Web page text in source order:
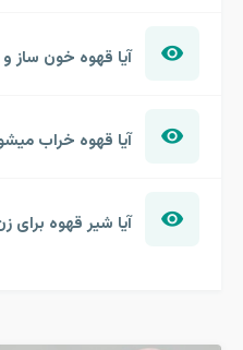
آیا قهوه خون
آیا قهوه خراب
آیا شیر قهوه برای